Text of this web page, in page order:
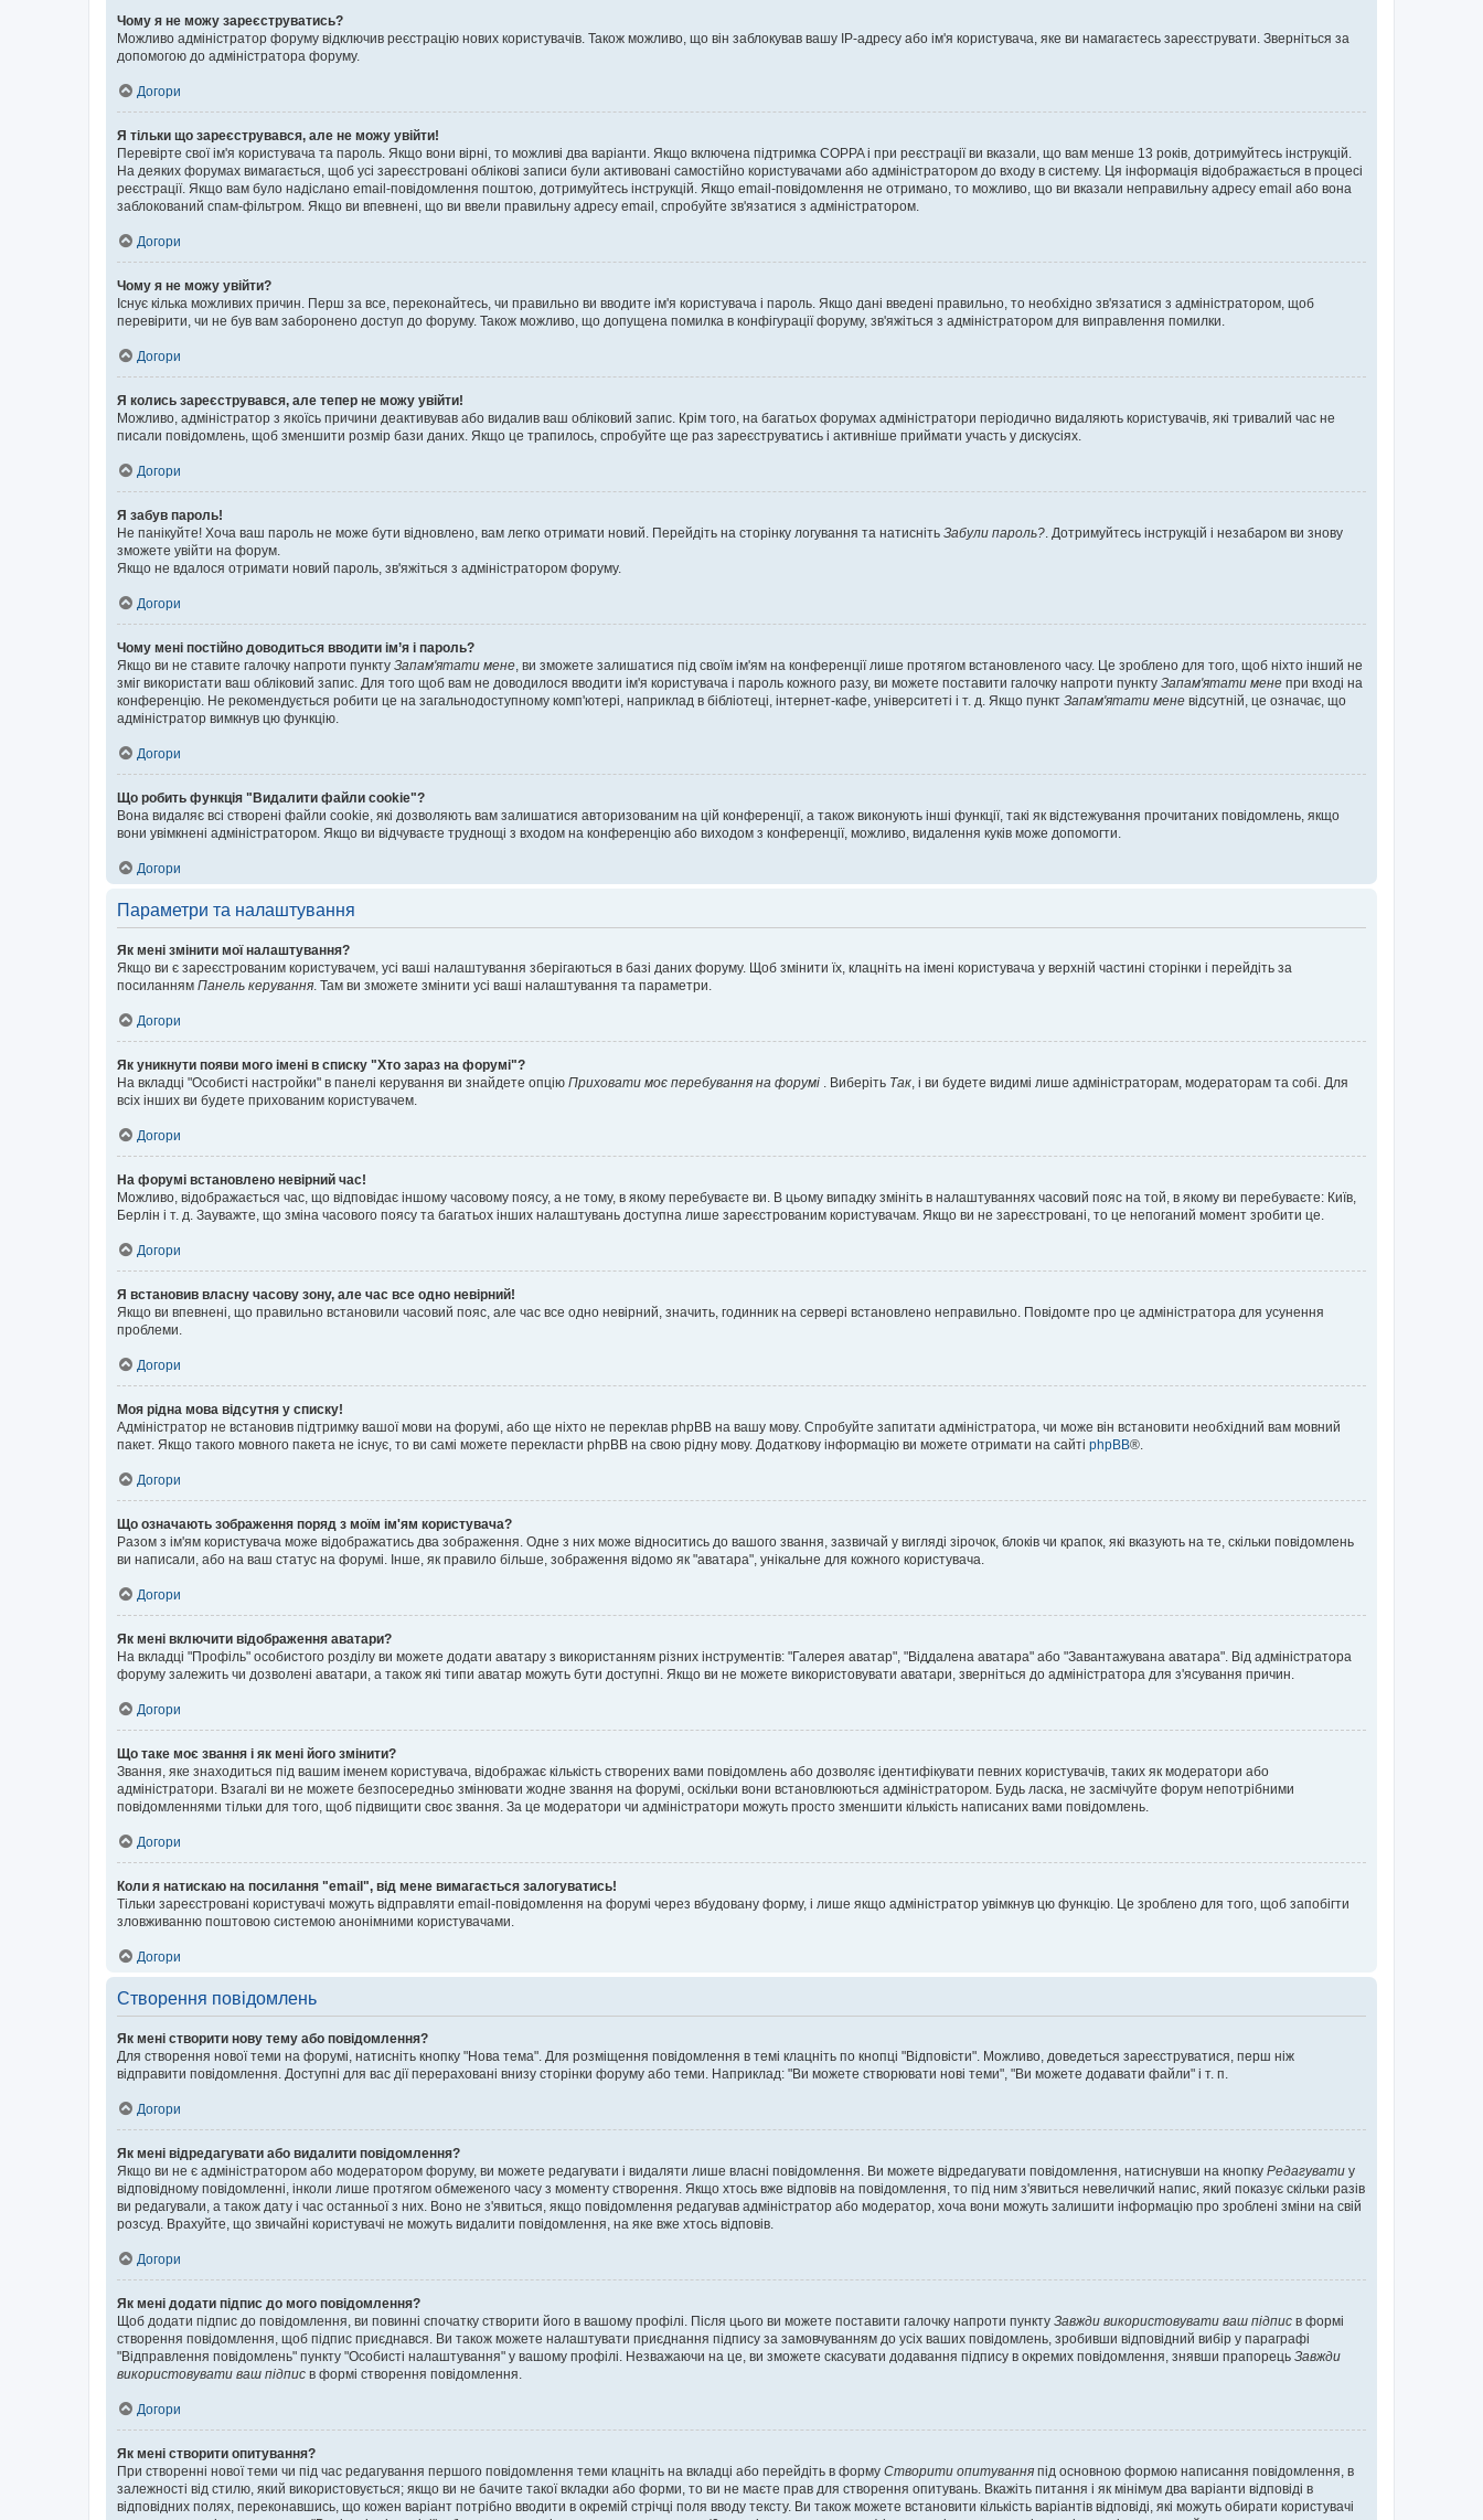
Чому я не можу зареєструватись?
Можливо адміністратор форуму відключив реєстрацію нових користувачів. Також можливо, що він заблокував вашу IP-адресу або ім'я користувача, яке ви намагаєтесь зареєструвати. Зверніться за
допомогою до адміністратора форуму.
Догори
Я тільки що зареєструвався, але не можу увійти!
Перевірте свої ім'я користувача та пароль. Якщо вони вірні, то можливі два варіанти. Якщо включена підтримка COPPA і при реєстрації ви вказали, що вам менше 13 років, дотримуйтесь інструкцій.
На деяких форумах вимагається, щоб усі зареєстровані облікові записи були активовані самостійно користувачами або адміністратором до входу в систему. Ця інформація відображається в процесі
реєстрації. Якщо вам було надіслано email-повідомлення поштою, дотримуйтесь інструкцій. Якщо email-повідомлення не отримано, то можливо, що ви вказали неправильну адресу email або вона
заблокований спам-фільтром. Якщо ви впевнені, що ви ввели правильну адресу email, спробуйте зв'язатися з адміністратором.
Догори
Чому я не можу увійти?
Існує кілька можливих причин. Перш за все, переконайтесь, чи правильно ви вводите ім'я користувача і пароль. Якщо дані введені правильно, то необхідно зв'язатися з адміністратором, щоб
перевірити, чи не був вам заборонено доступ до форуму. Також можливо, що допущена помилка в конфігурації форуму, зв'яжіться з адміністратором для виправлення помилки.
Догори
Я колись зареєструвався, але тепер не можу увійти!
Можливо, адміністратор з якоїсь причини деактивував або видалив ваш обліковий запис. Крім того, на багатьох форумах адміністратори періодично видаляють користувачів, які тривалий час не
писали повідомлень, щоб зменшити розмір бази даних. Якщо це трапилось, спробуйте ще раз зареєструватись і активніше приймати участь у дискусіях.
Догори
Я забув пароль!
Не панікуйте! Хоча ваш пароль не може бути відновлено, вам легко отримати новий. Перейдіть на сторінку логування та натисніть Забули пароль? . Дотримуйтесь інструкцій і незабаром ви знову
зможете увійти на форум.
Якщо не вдалося отримати новий пароль, зв'яжіться з адміністратором форуму.
Догори
Чому мені постійно доводиться вводити ім’я і пароль?
Якщо ви не ставите галочку напроти пункту Запам'ятати мене , ви зможете залишатися під своїм ім'ям на конференції лише протягом встановленого часу. Це зроблено для того, щоб ніхто інший не
зміг використати ваш обліковий запис. Для того щоб вам не доводилося вводити ім'я користувача і пароль кожного разу, ви можете поставити галочку напроти пункту Запам'ятати мене при вході на
конференцію. Не рекомендується робити це на загальнодоступному комп'ютері, наприклад в бібліотеці, інтернет-кафе, університеті і т. д. Якщо пункт Запам'ятати мене відсутній, це означає, що
адміністратор вимкнув цю функцію.
Догори
Що робить функція "Видалити файли cookie"?
Вона видаляє всі створені файли cookie, які дозволяють вам залишатися авторизованим на цій конференції, а також виконують інші функції, такі як відстежування прочитаних повідомлень, якщо
вони увімкнені адміністратором. Якщо ви відчуваєте труднощі з входом на конференцію або виходом з конференції, можливо, видалення куків може допомогти.
Догори
Параметри та налаштування
Як мені змінити мої налаштування?
Якщо ви є зареєстрованим користувачем, усі ваші налаштування зберігаються в базі даних форуму. Щоб змінити їх, клацніть на імені користувача у верхній частині сторінки і перейдіть за
посиланням Панель керування . Там ви зможете змінити усі ваші налаштування та параметри.
Догори
Як уникнути появи мого імені в списку "Хто зараз на форумі"?
На вкладці "Особисті настройки" в панелі керування ви знайдете опцію Приховати моє перебування на форумі . Виберіть Так , і ви будете видимі лише адміністраторам, модераторам та собі. Для
всіх інших ви будете прихованим користувачем.
Догори
На форумі встановлено невірний час!
Можливо, відображається час, що відповідає іншому часовому поясу, а не тому, в якому перебуваєте ви. В цьому випадку змініть в налаштуваннях часовий пояс на той, в якому ви перебуваєте: Київ,
Берлін і т. д. Зауважте, що зміна часового поясу та багатьох інших налаштувань доступна лише зареєстрованим користувачам. Якщо ви не зареєстровані, то це непоганий момент зробити це.
Догори
Я встановив власну часову зону, але час все одно невірний!
Якщо ви впевнені, що правильно встановили часовий пояс, але час все одно невірний, значить, годинник на сервері встановлено неправильно. Повідомте про це адміністратора для усунення
проблеми.
Догори
Моя рідна мова відсутня у списку!
Адміністратор не встановив підтримку вашої мови на форумі, або ще ніхто не переклав phpBB на вашу мову. Спробуйте запитати адміністратора, чи може він встановити необхідний вам мовний
пакет. Якщо такого мовного пакета не існує, то ви самі можете перекласти phpBB на свою рідну мову. Додаткову інформацію ви можете отримати на сайті phpBB®.
Догори
Що означають зображення поряд з моїм ім'ям користувача?
Разом з ім'ям користувача може відображатись два зображення. Одне з них може відноситись до вашого звання, зазвичай у вигляді зірочок, блоків чи крапок, які вказують на те, скільки повідомлень
ви написали, або на ваш статус на форумі. Інше, як правило більше, зображення відомо як "аватара", унікальне для кожного користувача.
Догори
Як мені включити відображення аватари?
На вкладці "Профіль" особистого розділу ви можете додати аватару з використанням різних інструментів: "Галерея аватар", "Віддалена аватара" або "Завантажувана аватара". Від адміністратора
форуму залежить чи дозволені аватари, а також які типи аватар можуть бути доступні. Якщо ви не можете використовувати аватари, зверніться до адміністратора для з'ясування причин.
Догори
Що таке моє звання і як мені його змінити?
Звання, яке знаходиться під вашим іменем користувача, відображає кількість створених вами повідомлень або дозволяє ідентифікувати певних користувачів, таких як модератори або
адміністратори. Взагалі ви не можете безпосередньо змінювати жодне звання на форумі, оскільки вони встановлюються адміністратором. Будь ласка, не засмічуйте форум непотрібними
повідомленнями тільки для того, щоб підвищити своє звання. За це модератори чи адміністратори можуть просто зменшити кількість написаних вами повідомлень.
Догори
Коли я натискаю на посилання "email", від мене вимагається залогуватись!
Тільки зареєстровані користувачі можуть відправляти email-повідомлення на форумі через вбудовану форму, і лише якщо адміністратор увімкнув цю функцію. Це зроблено для того, щоб запобігти
зловживанню поштовою системою анонімними користувачами.
Догори
Створення повідомлень
Як мені створити нову тему або повідомлення?
Для створення нової теми на форумі, натисніть кнопку "Нова тема". Для розміщення повідомлення в темі клацніть по кнопці "Відповісти". Можливо, доведеться зареєструватися, перш ніж
відправити повідомлення. Доступні для вас дії перераховані внизу сторінки форуму або теми. Наприклад: "Ви можете створювати нові теми", "Ви можете додавати файли" і т. п.
Догори
Як мені відредагувати або видалити повідомлення?
Якщо ви не є адміністратором або модератором форуму, ви можете редагувати і видаляти лише власні повідомлення. Ви можете відредагувати повідомлення, натиснувши на кнопку Редагувати у
відповідному повідомленні, інколи лише протягом обмеженого часу з моменту створення. Якщо хтось вже відповів на повідомлення, то під ним з'явиться невеличкий напис, який показує скільки разів
ви редагували, а також дату і час останньої з них. Воно не з'явиться, якщо повідомлення редагував адміністратор або модератор, хоча вони можуть залишити інформацію про зроблені зміни на свій
розсуд. Врахуйте, що звичайні користувачі не можуть видалити повідомлення, на яке вже хтось відповів.
Догори
Як мені додати підпис до мого повідомлення?
Щоб додати підпис до повідомлення, ви повинні спочатку створити його в вашому профілі. Після цього ви можете поставити галочку напроти пункту Завжди використовувати ваш підпис в формі
створення повідомлення, щоб підпис приєднався. Ви також можете налаштувати приєднання підпису за замовчуванням до усіх ваших повідомлень, зробивши відповідний вибір у параграфі
"Відправлення повідомлень" пункту "Особисті налаштування" у вашому профілі. Незважаючи на це, ви зможете скасувати додавання підпису в окремих повідомлення, знявши прапорець Завжди
використовувати ваш підпис в формі створення повідомлення.
Догори
Як мені створити опитування?
При створенні нової теми чи під час редагування першого повідомлення теми клацніть на вкладці або перейдіть в форму Створити опитування під основною формою написання повідомлення, в
залежності від стилю, який використовується; якщо ви не бачите такої вкладки або форми, то ви не маєте прав для створення опитувань. Вкажіть питання і як мінімум два варіанти відповіді в
відповідних полях, переконавшись, що кожен варіант потрібно вводити в окремій стрічці поля вводу тексту. Ви також можете встановити кількість варіантів відповіді, які можуть обирати користувачі